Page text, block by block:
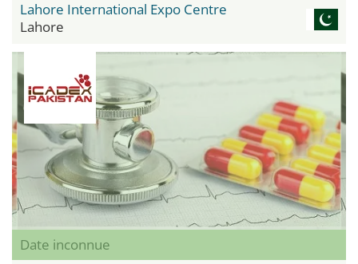
Lahore International Expo Centre
Lahore
Date inconnue